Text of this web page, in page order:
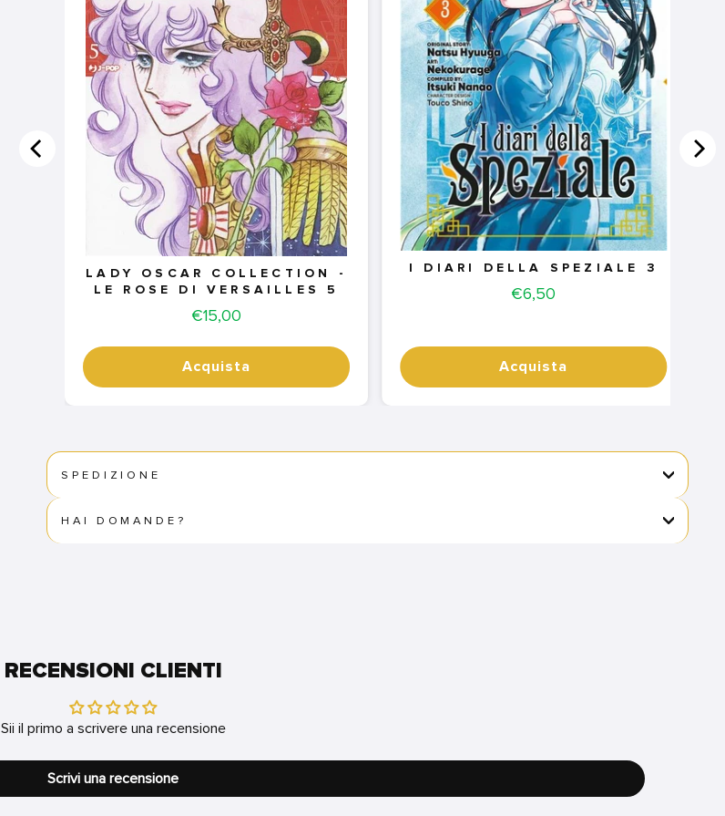
LADY OSCAR COLLECTION -
LE ROSE DI VERSAILLES 5
Price
€15,00
Acquista
I DIARI DELLA SPEZIALE 3
Price
€6,50
Acquista
SPEDIZIONE
HAI DOMANDE?
RECENSIONI CLIENTI
Sii il primo a scrivere una recensione
Scrivi una recensione